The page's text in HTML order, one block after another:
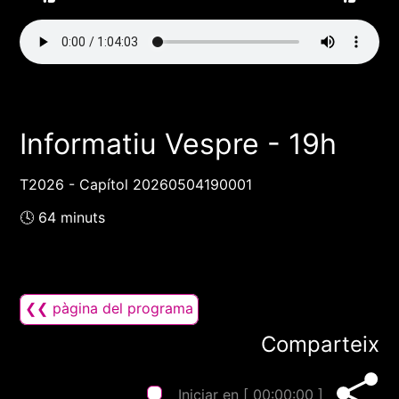
Informatiu Vespre - 19h
T2026 - Capítol 20260504190001
🕓 64 minuts
❮❮ pàgina del programa
Comparteix
Iniciar en [ 00:00:00 ]